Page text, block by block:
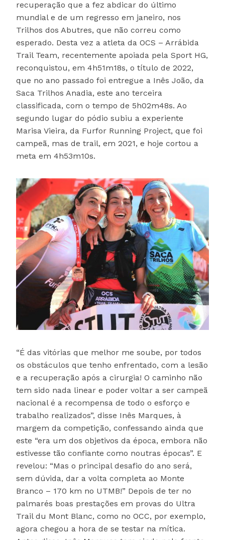
recuperação que a fez abdicar do último
mundial e de um regresso em janeiro, nos
Trilhos dos Abutres, que não correu como
esperado. Desta vez a atleta da OCS – Arrábida
Trail Team, recentemente apoiada pela Sport HG,
reconquistou, em 4h51m18s, o título de 2022,
que no ano passado foi entregue a Inês João, da
Saca Trilhos Anadia, este ano terceira
classificada, com o tempo de 5h02m48s. Ao
segundo lugar do pódio subiu a experiente
Marisa Vieira, da Furfor Running Project, que foi
campeã, mas de trail, em 2021, e hoje cortou a
meta em 4h53m10s.
“É das vitórias que melhor me soube, por todos
os obstáculos que tenho enfrentado, com a lesão
e a recuperação após a cirurgia! O caminho não
tem sido nada linear e poder voltar a ser campeã
nacional é a recompensa de todo o esforço e
trabalho realizados”, disse Inês Marques, à
margem da competição, confessando ainda que
este “era um dos objetivos da época, embora não
estivesse tão confiante como noutras épocas”. E
revelou: “Mas o principal desafio do ano será,
sem dúvida, dar a volta completa ao Monte
Branco – 170 km no UTMB!” Depois de ter no
palmarés boas prestações em provas do Ultra
Trail du Mont Blanc, como no OCC, por exemplo,
agora chegou a hora de se testar na mítica.